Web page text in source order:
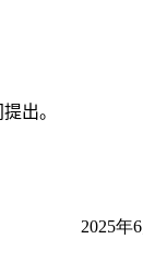
出。
2025年6